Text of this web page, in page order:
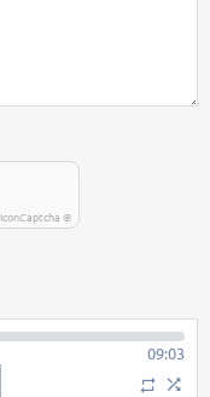
IconCaptcha ©
09:03